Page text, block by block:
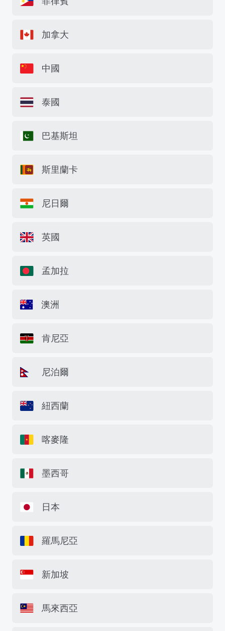
加拿大
中國
泰國
巴基斯坦
斯里蘭卡
尼日爾
英國
孟加拉
澳洲
肯尼亞
尼泊爾
紐西蘭
喀麥隆
墨西哥
日本
羅馬尼亞
新加坡
馬來西亞